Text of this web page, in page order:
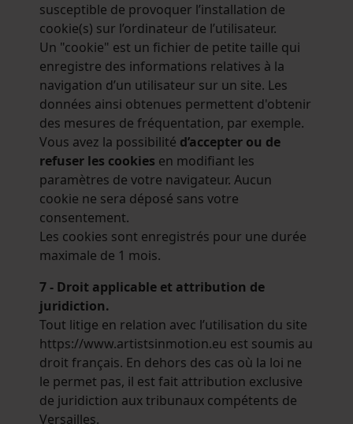
susceptible de provoquer l’installation de
cookie(s) sur l’ordinateur de l’utilisateur.
Un "cookie" est un fichier de petite taille qui
enregistre des informations relatives à la
navigation d’un utilisateur sur un site. Les
données ainsi obtenues permettent d'obtenir
des mesures de fréquentation, par exemple.
Vous avez la possibilité d’accepter ou de
refuser les cookies en modifiant les
paramètres de votre navigateur. Aucun
cookie ne sera déposé sans votre
consentement.
Les cookies sont enregistrés pour une durée
maximale de 1 mois.
7 - Droit applicable et attribution de
juridiction.
Tout litige en relation avec l’utilisation du site
https://www.artistsinmotion.eu est soumis au
droit français. En dehors des cas où la loi ne
le permet pas, il est fait attribution exclusive
de juridiction aux tribunaux compétents de
Versailles.